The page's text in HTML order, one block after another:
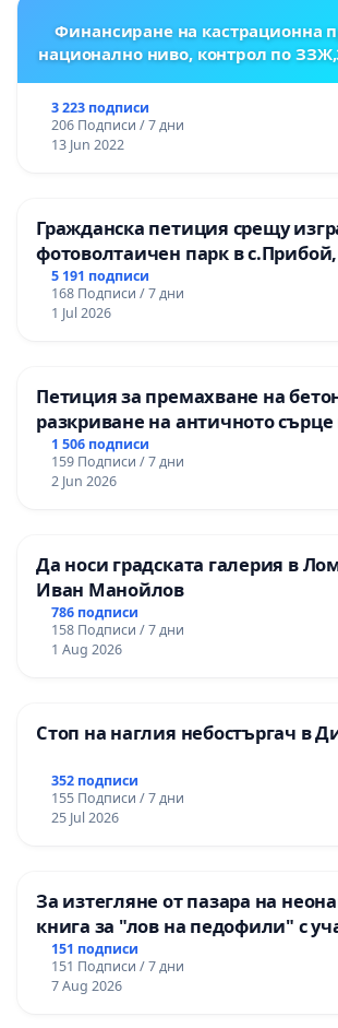
Финансиране на кастрационна
национално ниво, контрол по
3 223 подписи
206 Подписи / 7 дни
13 Jun 2022
Гражданска петиция срещу
фотоволтаичен парк в
Радомир
5 191 подписи
168 Подписи / 7 дни
1 Jul 2026
Петиция за премахване на
разкриване на античното сърце
Могиланската могила във Враца
1 506 подписи
159 Подписи / 7 дни
2 Jun 2026
Да носи градската галерия в
Иван Манойлов
786 подписи
158 Подписи / 7 дни
1 Aug 2026
Стоп на наглия небостъргач в
352 подписи
155 Подписи / 7 дни
25 Jul 2026
За изтегляне от пазара на
книга за "лов на педофили" с
деца
151 подписи
151 Подписи / 7 дни
7 Aug 2026